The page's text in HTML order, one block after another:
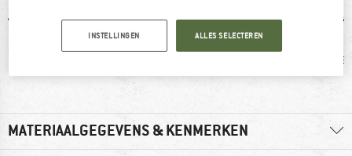
MATERIAALGEGEVENS & KENMERKEN
INSTELLINGEN ALLES SELECTEREN